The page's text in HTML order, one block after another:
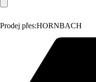
Prodej přes:HORNBACH